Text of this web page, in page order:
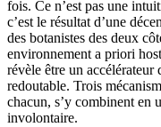
fois. Ce n’est pas une
c’est le résultat d’une
des botanistes des deux
environnement a priori
révèle être un accélérateur
redoutable. Trois
chacun, s’y combinent en
involontaire.